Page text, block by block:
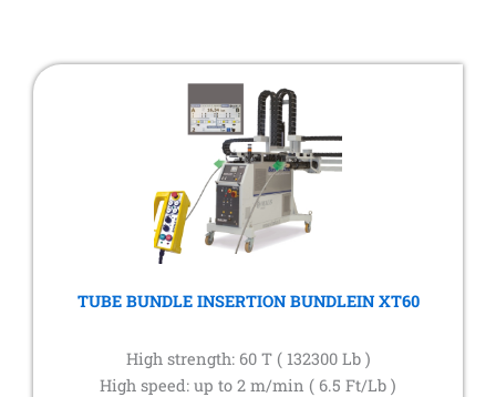
TUBE BUNDLE INSERTION BUNDLEIN XT60
High strength: 60 T ( 132300 Lb )
High speed: up to 2 m/min ( 6.5 Ft/Lb )